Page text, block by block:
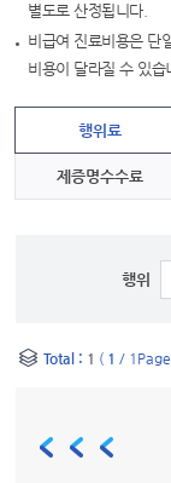
별도로 산정됩니다.
비급여 진료비용은 단
비용이 달라질 수 있습
행위료
제증명수수료
행위
Total : 1 ( 1/